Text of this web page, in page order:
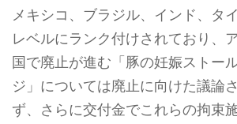
メキシコ、ブラジル、インド、タ
レベルにランク付けされており、
国で廃止が進む「豚の妊娠ストー
ジ」については廃止に向けた議論
ず、さらに交付金でこれらの拘束